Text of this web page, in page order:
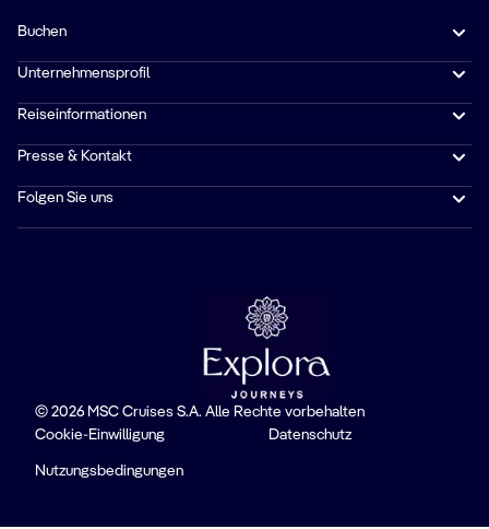
Buchen
Unternehmensprofil
Reiseinformationen
Presse & Kontakt
Folgen Sie uns
© 2026 MSC Cruises S.A. Alle Rechte vorbehalten
Cookie-Einwilligung
Datenschutz
Nutzungsbedingungen